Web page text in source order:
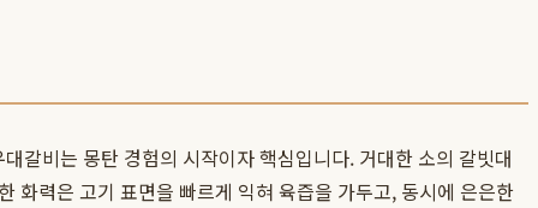
갈비는 몽탄 경험의 시작이자 핵심입니다. 거대한 소의 갈빗대
화력은 고기 표면을 빠르게 익혀 육즙을 가두고, 동시에 은은한